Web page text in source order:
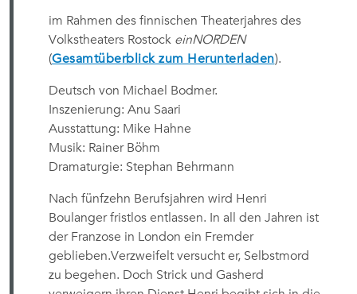
im Rahmen des finnischen Theaterjahres des
Volkstheaters Rostock einNORDEN
(Gesamtüberblick zum Herunterladen).
Deutsch von Michael Bodmer.
Inszenierung: Anu Saari
Ausstattung: Mike Hahne
Musik: Rainer Böhm
Dramaturgie: Stephan Behrmann
Nach fünfzehn Berufsjahren wird Henri
Boulanger fristlos entlassen. In all den Jahren ist
der Franzose in London ein Fremder
geblieben.Verzweifelt versucht er, Selbstmord
zu begehen. Doch Strick und Gasherd